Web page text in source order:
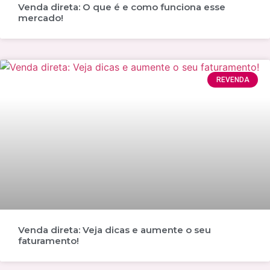
Venda direta: O que é e como funciona esse
mercado!
REVENDA
Venda direta: Veja dicas e aumente o seu
faturamento!